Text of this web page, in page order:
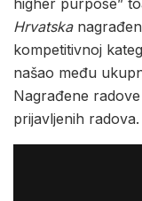
higher purpose”
Hrvatska
kompetitivnoj
našao među
Nagrađene
prijavljenih radova.